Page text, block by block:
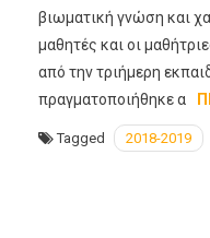
βιωματική γνώση και
μαθητές και οι
από την τριήμερη
πραγματοποιήθηκε α
Tagged 2018-2019